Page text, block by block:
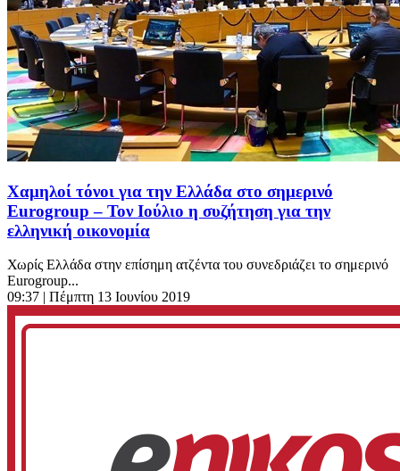
Χαμηλοί τόνοι για την Ελλάδα στο σημερινό
Eurogroup – Τον Ιούλιο η συζήτηση για την
ελληνική οικονομία
Χωρίς Ελλάδα στην επίσημη ατζέντα του συνεδριάζει το σημερινό
Eurogroup...
09:37 | Πέμπτη 13 Ιουνίου 2019